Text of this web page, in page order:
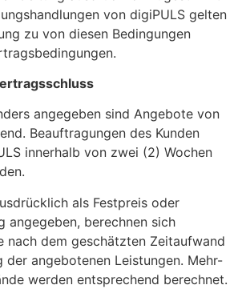
von digiPULS gelten
zu von diesen Bedingungen
angegeben sind Angebote von
Beauftragungen des Kunden
innerhalb von zwei (2) Wochen
als Festpreis oder
angegeben, berechnen sich
nach dem geschätzten Zeitaufwand
der angebotenen Leistungen. Mehr-
werden entsprechend berechnet.